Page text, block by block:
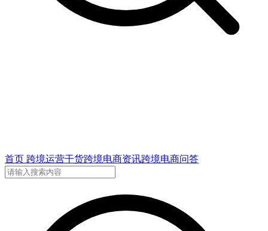
首页 跨境运营干货跨境电商资讯跨境电商问答